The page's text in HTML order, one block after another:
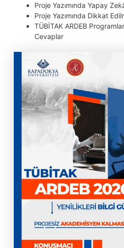
Proje Yazımında Yapay
Proje Yazımında Dikkat
TÜBİTAK ARDEB
Cevaplar